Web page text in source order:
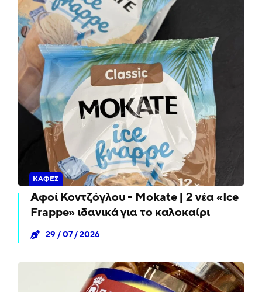
ΚΑΦΈΣ
Αφοί Κοντζόγλου - Mokate | 2 νέα «Ice
Frappe» ιδανικά για το καλοκαίρι
29 / 07 / 2026